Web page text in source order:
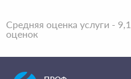
Средняя оценка услуги -
оценок